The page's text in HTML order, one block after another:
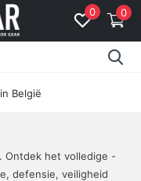
0 0
België
Ontdek het volledige -
defensie, veiligheid